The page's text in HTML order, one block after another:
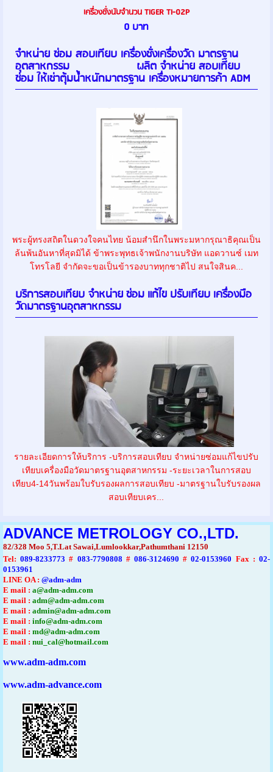
เครื่องชั่งนับจำนวน TIGER TI-02P
0 บาท
จำหน่าย ซ่อม สอบเทียบ เครื่องชั่งเครื่องวัด มาตรฐาน
อุตสาหกรรม ผลิต จำหน่าย สอบเทียบ
ซ่อม ให้เช่าตุ้มน้ำหนักมาตรฐาน เครื่องหมายการค้า ADM
พระผู้ทรงสถิตในดวงใจคนไทย น้อมสำนึกในพระมหากรุณาธิคุณเป็น
ล้นพ้นอันหาที่สุดมิได้ ข้าพระพุทธเจ้าพนักงานบริษัท แอดวานซ์ เมท
โทรโลยี จำกัดจะขอเป็นข้ารองบาททุกชาติไป สนใจสินค...
บริการสอบเทียบ จำหน่าย ซ่อม แก้ไข ปรับเทียบ เครื่องมือ
วัดมาตรฐานอุตสาหกรรม
รายละเอียดการให้บริการ -บริการสอบเทียบ จำหน่ายซ่อมแก้ไขปรับ
เทียบเครื่องมือวัดมาตรฐานอุตสาหกรรม -ระยะเวลาในการสอบ
เทียบ4-14วันพร้อมใบรับรองผลการสอบเทียบ -มาตรฐานใบรับรองผล
สอบเทียบเคร...
ADVANCE METROLOGY CO.,LTD.
82/328 Moo 5,T.Lat Sawai,Lumlookkar,Pathumthani 12150
Tel: 089-8233773 # 083-7790808 #086-3124690 #02-0153960 Fax :02-
0153961
LINE OA : @adm-adm
E mail : a@adm-adm.com
E mail : adm@adm-adm.com
E mail : admin@adm-adm.com
E mail : info@adm-adm.com
E mail : md@adm-adm.com
E mail : nui_cal@hotmail.com
www.adm-adm.com
www.adm-advance.com